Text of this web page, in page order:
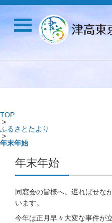
TOP
>
ふるさとたより
>
年末年始
年末年始
同窓会の皆様へ。遅ればせな
います。
今年は正月早々大変な事件が